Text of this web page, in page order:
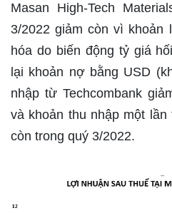
Masan High-Tech
3/2022 giảm còn vì
hóa do biến động tỷ giá
lại khoản nợ bằng USD
nhập từ Techcombank
và khoản thu nhập một lần
còn trong quý 3/2022.